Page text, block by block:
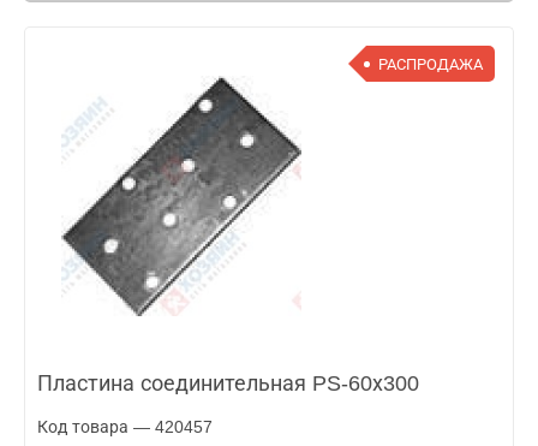
РАСПРОДАЖА
Пластина соединительная PS-60х300
Код товара — 420457